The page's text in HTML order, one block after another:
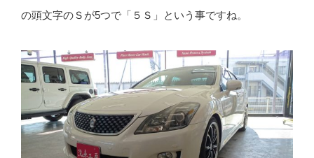
の頭文字のＳが5つで「５Ｓ」という事ですね。